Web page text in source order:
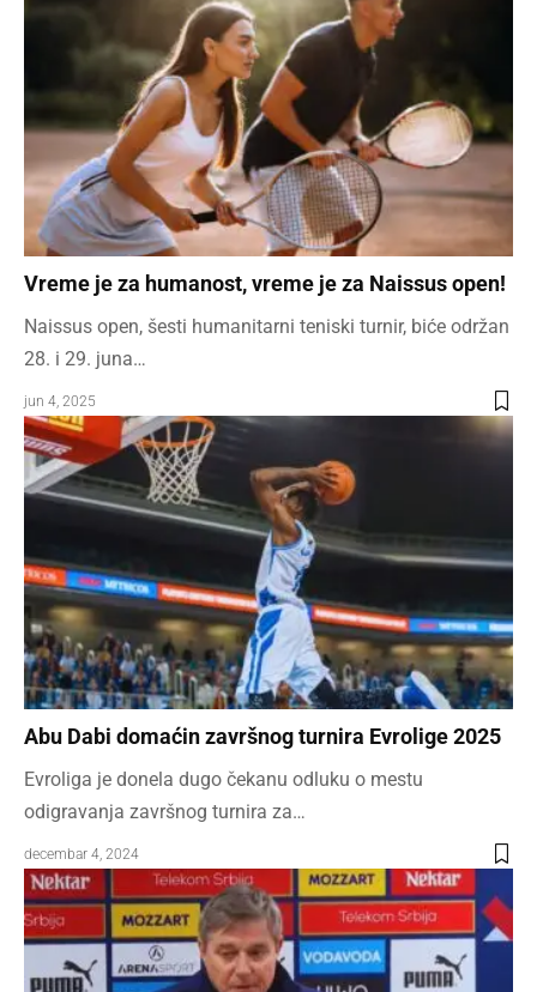
Vreme je za humanost, vreme je za Naissus open!
Naissus open, šesti humanitarni teniski turnir, biće održan
28. i 29. juna…
jun 4, 2025
Abu Dabi domaćin završnog turnira Evrolige 2025
Evroliga je donela dugo čekanu odluku o mestu
odigravanja završnog turnira za…
decembar 4, 2024